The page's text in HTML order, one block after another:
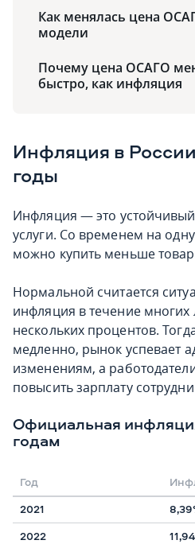
Как менялась цена
модели
Почему цена ОСАГО
быстро, как инфляция
Инфляция в
годы
Инфляция — это
услуги. Со временем на
можно купить меньше
Нормальной считается
инфляция в течение многих
нескольких процентов.
медленно, рынок успевает
изменениям, а
повысить зарплату
Официальная
годам
Год
2021
2022